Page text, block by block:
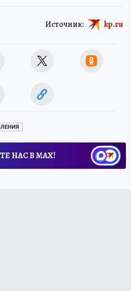
Источник: kp.ru
НАС В МАХ!